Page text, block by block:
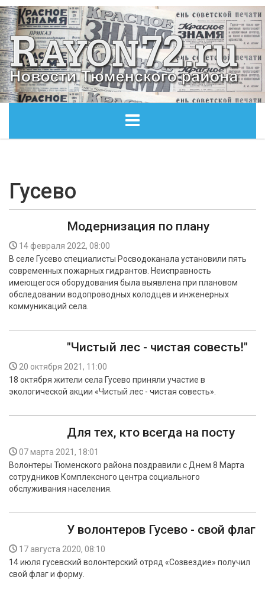
ОБЩЕСТВО
ЭКОНОМИКА
КУЛЬТУРА
БЕЗОПАСНОСТЬ
СПОРТ
АРХИВ PDF
Гусево
Модернизация по плану
14 февраля 2022, 08:00
В селе Гусево специалисты Росводоканала установили пять
современных пожарных гидрантов. Неисправность
имеющегося оборудования была выявлена при плановом
обследовании водопроводных колодцев и инженерных
коммуникаций села.
"Чистый лес - чистая совесть!"
20 октября 2021, 11:00
18 октября жители села Гусево приняли участие в
экологической акции «Чистый лес - чистая совесть».
Для тех, кто всегда на посту
07 марта 2021, 18:01
Волонтеры Тюменского района поздравили с Днем 8 Марта
сотрудников Комплексного центра социального
обслуживания населения.
У волонтеров Гусево - свой флаг
17 августа 2020, 08:10
14 июля гусевский волонтерский отряд «Созвездие» получил
свой флаг и форму.